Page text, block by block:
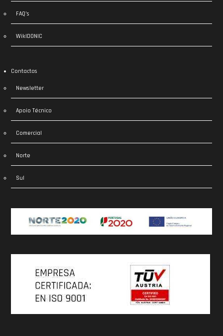
FAQ’s
WikIDONIC
Contactos
Newsletter
Apoio Técnico
Comercial
Norte
Sul